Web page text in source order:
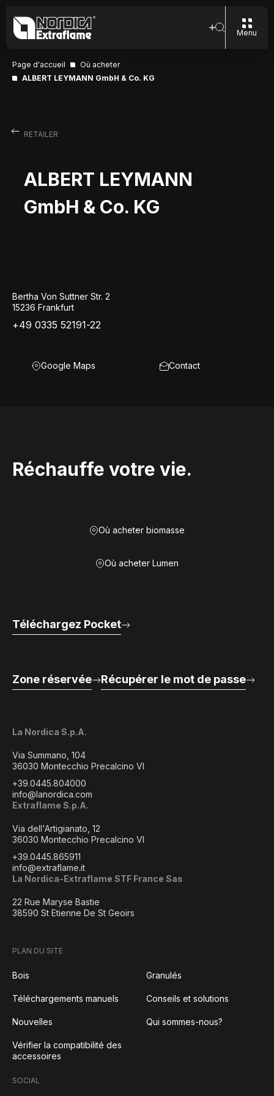
Menu
Page d'accueil
Où acheter
ALBERT LEYMANN GmbH & Co. KG
RETAILER
ALBERT LEYMANN
GmbH & Co. KG
Bertha Von Suttner Str. 2
15236 Frankfurt
+49 0335 52191-22
Google Maps Contact
Réchauffe votre vie.
Où acheter biomasse
Où acheter Lumen
La Nordica S.p.A.
Via Summano, 104
36030 Montecchio Precalcino VI
+39.0445.804000
info@lanordica.com
Extraflame S.p.A.
Via dell'Artigianato, 12
36030 Montecchio Precalcino VI
+39.0445.865911
info@extraflame.it
La Nordica-Extraflame STF France Sas
22 Rue Maryse Bastie
38590 St Etienne De St Geoirs
Téléchargez Pocket
Zone réservée Récupérer le mot de passe
PLAN DU SITE
Bois Granulés
Téléchargements manuels Conseils et solutions
Nouvelles Qui sommes-nous?
Vérifier la compatibilité des
accessoires
SOCIAL